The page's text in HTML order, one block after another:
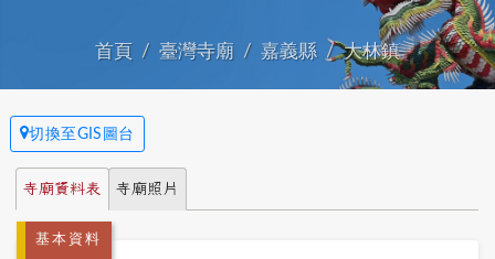
首頁 臺灣寺廟 嘉義縣 大林鎮
切換至GIS圖台
寺廟資料表 寺廟照片
基本資料